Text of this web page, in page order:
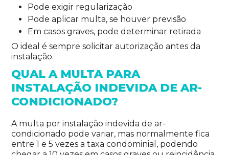
Pode exigir regularização
Pode aplicar multa, se houver previsão
Em casos graves, pode determinar retirada
O ideal é sempre solicitar autorização antes da
instalação.
QUAL A MULTA PARA
INSTALAÇÃO INDEVIDA DE AR-
CONDICIONADO?
A multa por instalação indevida de ar-
condicionado pode variar, mas normalmente fica
entre 1 e 5 vezes a taxa condominial, podendo